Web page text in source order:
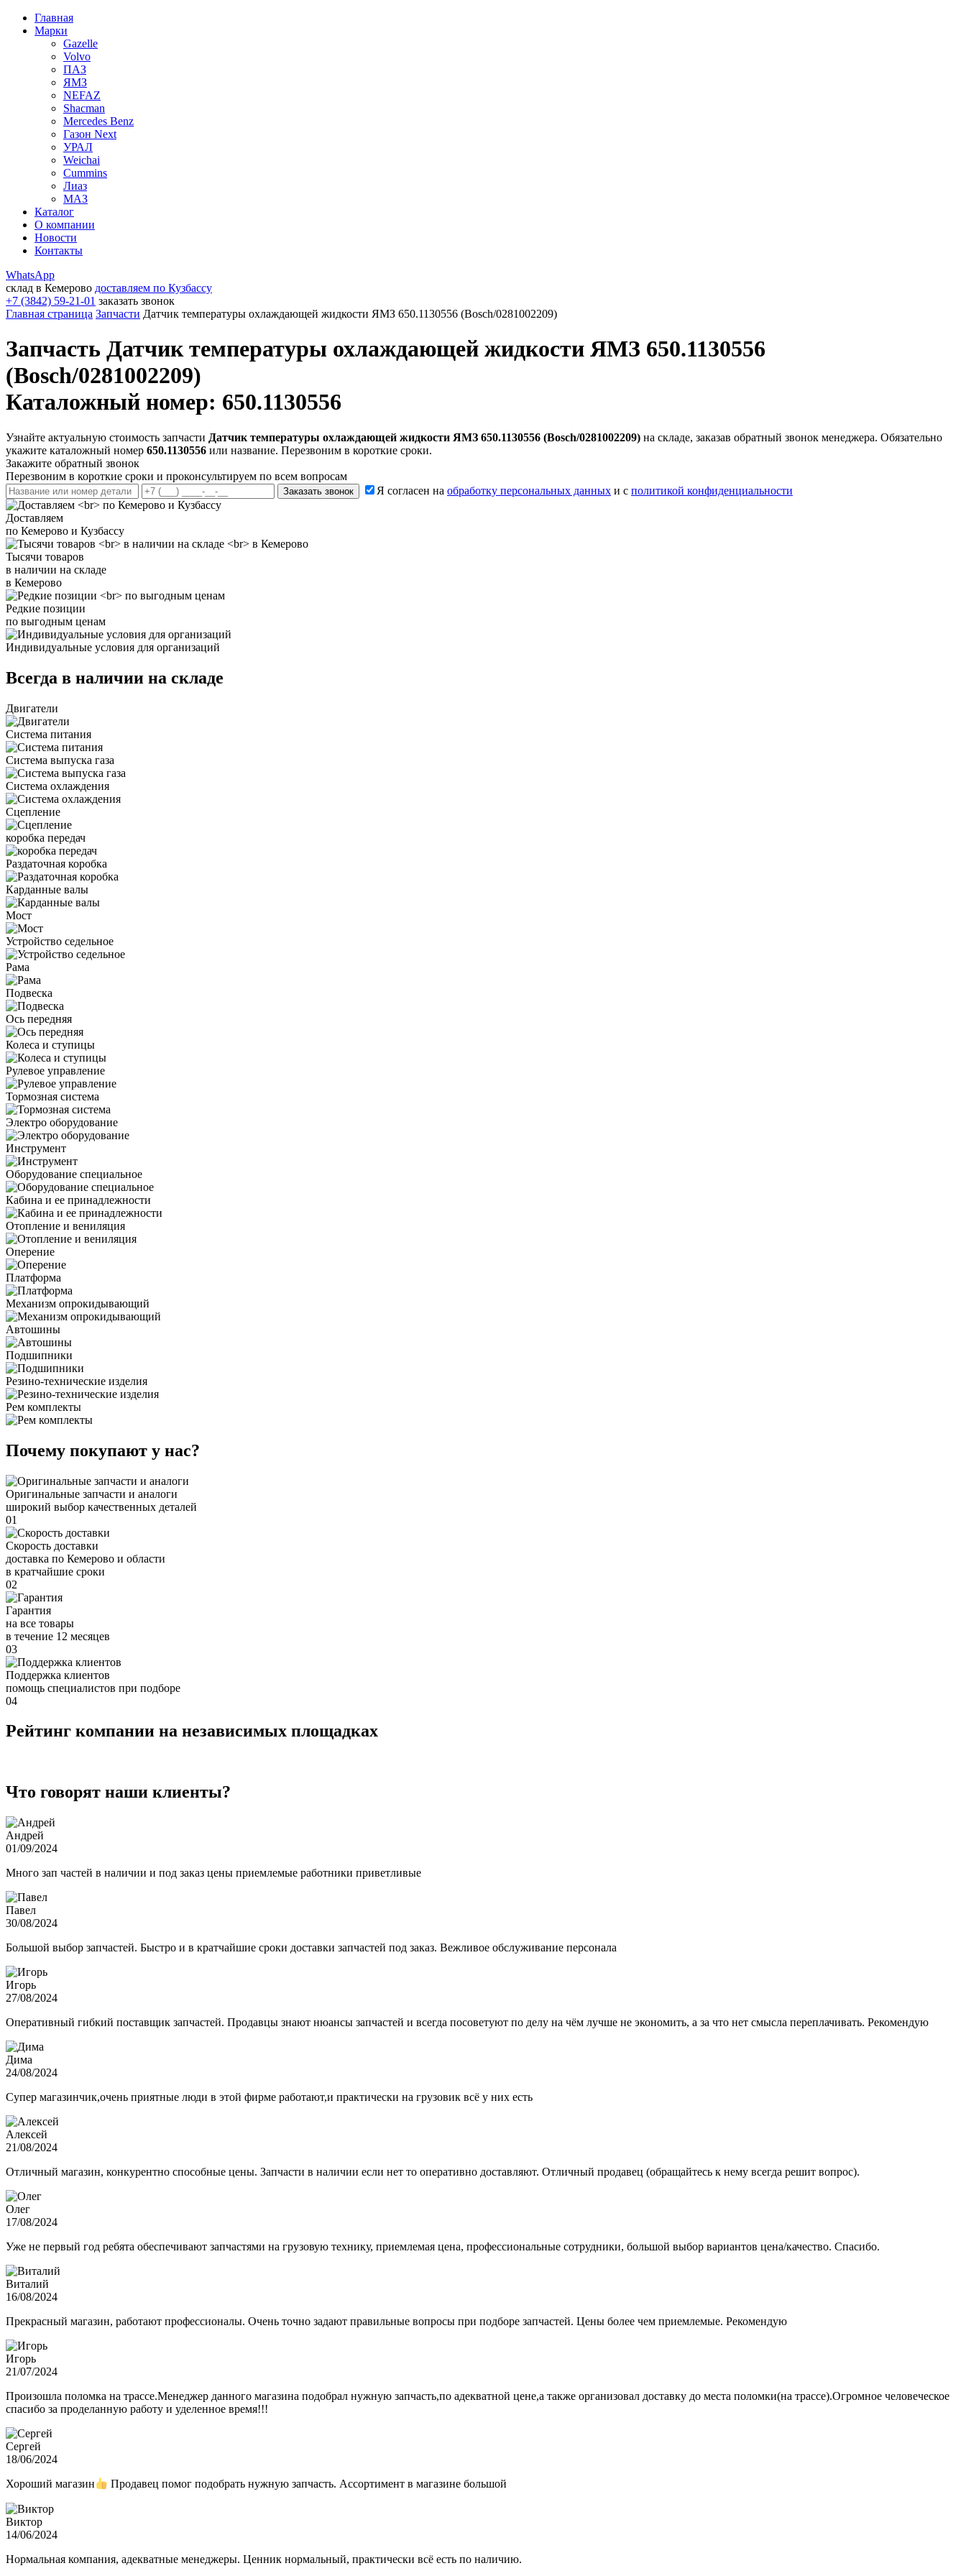
Главная
Марки
Gazelle
Volvo
ПАЗ
ЯМЗ
NEFAZ
Shacman
Mercedes Benz
Газон Next
УРАЛ
Weichai
Cummins
Лиаз
МАЗ
Каталог
О компании
Новости
Контакты
WhatsApp
склад в Кемерово доставляем по Кузбассу
+7 (3842) 59-21-01 заказать звонок
Главная страница Запчасти Датчик температуры охлаждающей жидкости ЯМЗ 650.1130556 (Bosch/0281002209)
Запчасть Датчик температуры охлаждающей жидкости ЯМЗ 650.1130556
(Bosch/0281002209)
Каталожный номер: 650.1130556
Узнайте актуальную стоимость запчасти Датчик температуры охлаждающей жидкости ЯМЗ 650.1130556 (Bosch/0281002209) на складе, заказав обратный звонок менеджера. Обязательно
укажите каталожный номер 650.1130556 или название. Перезвоним в короткие сроки.
Закажите обратный звонок
Перезвоним в короткие сроки и проконсультируем по всем вопросам
Заказать звонок Я согласен на обработку персональных данных и с политикой конфиденциальности
Доставляем
по Кемерово и Кузбассу
Тысячи товаров
в наличии на складе
в Кемерово
Редкие позиции
по выгодным ценам
Индивидуальные условия для организаций
Всегда в наличии на складе
Двигатели
Система питания
Система выпуска газа
Система охлаждения
Сцепление
коробка передач
Раздаточная коробка
Карданные валы
Мост
Устройство седельное
Рама
Подвеска
Ось передняя
Колеса и ступицы
Рулевое управление
Тормозная система
Электро оборудование
Инструмент
Оборудование специальное
Кабина и ее принадлежности
Отопление и вениляция
Оперение
Платформа
Механизм опрокидывающий
Автошины
Подшипники
Резино-технические изделия
Рем комплекты
Почему покупают у нас?
Оригинальные запчасти и аналоги
широкий выбор качественных деталей
01
Скорость доставки
доставка по Кемерово и области
в кратчайшие сроки
02
Гарантия
на все товары
в течение 12 месяцев
03
Поддержка клиентов
помощь специалистов при подборе
04
Рейтинг компании на независимых площадках
Что говорят наши клиенты?
Андрей
01/09/2024
Много зап частей в наличии и под заказ цены приемлемые работники приветливые
Павел
30/08/2024
Большой выбор запчастей. Быстро и в кратчайшие сроки доставки запчастей под заказ. Вежливое обслуживание персонала
Игорь
27/08/2024
Оперативный гибкий поставщик запчастей. Продавцы знают нюансы запчастей и всегда посоветуют по делу на чём лучше не экономить, а за что нет смысла переплачивать. Рекомендую
Дима
24/08/2024
Супер магазинчик,очень приятные люди в этой фирме работают,и практически на грузовик всё у них есть
Алексей
21/08/2024
Отличный магазин, конкурентно способные цены. Запчасти в наличии если нет то оперативно доставляют. Отличный продавец (обращайтесь к нему всегда решит вопрос).
Олег
17/08/2024
Уже не первый год ребята обеспечивают запчастями на грузовую технику, приемлемая цена, профессиональные сотрудники, большой выбор вариантов цена/качество. Спасибо.
Виталий
16/08/2024
Прекрасный магазин, работают профессионалы. Очень точно задают правильные вопросы при подборе запчастей. Цены более чем приемлемые. Рекомендую
Игорь
21/07/2024
Произошла поломка на трассе.Менеджер данного магазина подобрал нужную запчасть,по адекватной цене,а также организовал доставку до места поломки(на трассе).Огромное человеческое
спасибо за проделанную работу и уделенное время!!!
Сергей
18/06/2024
Хороший магазин Продавец помог подобрать нужную запчасть. Ассортимент в магазине большой
Виктор
14/06/2024
Нормальная компания, адекватные менеджеры. Ценник нормальный, практически всё есть по наличию.